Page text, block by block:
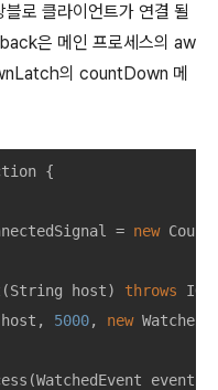
로 클라이언트가 연결 될
은 메인 프로세스의 aw
의 countDown 메
{
= new
(String host) throws
host , 5000, new Watcher
(WatchedEvent event